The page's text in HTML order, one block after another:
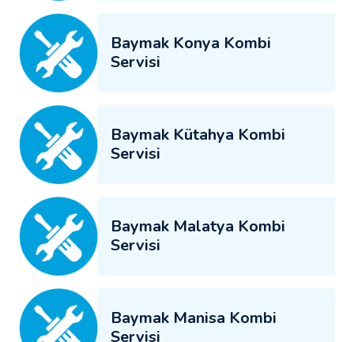
Baymak Konya Kombi
Servisi
Baymak Kütahya Kombi
Servisi
Baymak Malatya Kombi
Servisi
Baymak Manisa Kombi
Servisi